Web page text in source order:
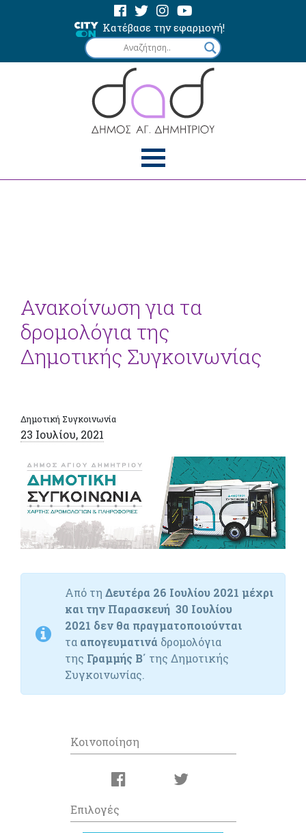
Κατέβασε την εφαρμογή!
Ανακοίνωση για τα
δρομολόγια της
Δημοτικής Συγκοινωνίας
Δημοτική Συγκοινωνία
23 Ιουλίου, 2021
Από τη Δευτέρα 26 Ιουλίου 2021 μέχρι
και την Παρασκευή 30 Ιουλίου
2021 δεν θα πραγματοποιούνται
τα απογευματινά δρομολόγια
της Γραμμής Β΄ της Δημοτικής
Συγκοινωνίας.
Κοινοποίηση
Επιλογές